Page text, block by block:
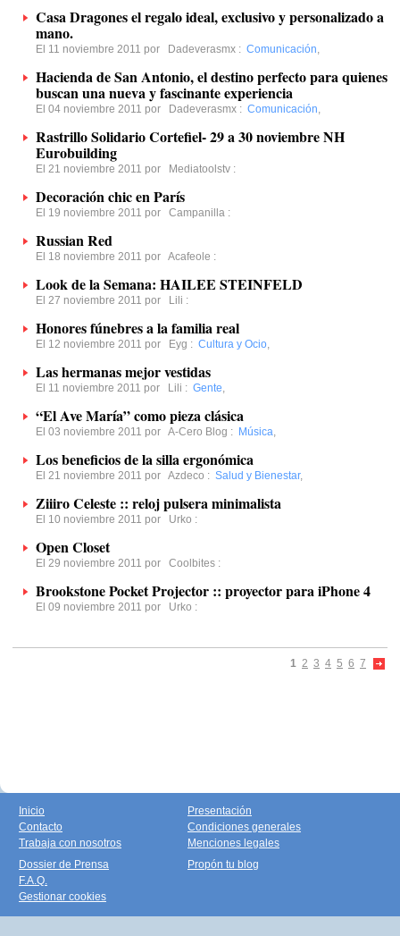
Casa Dragones el regalo ideal, exclusivo y personalizado a
mano.
El 11 noviembre 2011 por Dadeverasmx : Comunicación,
Hacienda de San Antonio, el destino perfecto para quienes
buscan una nueva y fascinante experiencia
El 04 noviembre 2011 por Dadeverasmx : Comunicación,
Rastrillo Solidario Cortefiel- 29 a 30 noviembre NH
Eurobuilding
El 21 noviembre 2011 por Mediatoolstv :
Decoración chic en París
El 19 noviembre 2011 por Campanilla :
Russian Red
El 18 noviembre 2011 por Acafeole :
Look de la Semana: HAILEE STEINFELD
El 27 noviembre 2011 por Lili :
Honores fúnebres a la familia real
El 12 noviembre 2011 por Eyg : Cultura y Ocio,
Las hermanas mejor vestidas
El 11 noviembre 2011 por Lili : Gente,
“El Ave María” como pieza clásica
El 03 noviembre 2011 por A-Cero Blog : Música,
Los beneficios de la silla ergonómica
El 21 noviembre 2011 por Azdeco : Salud y Bienestar,
Ziiiro Celeste :: reloj pulsera minimalista
El 10 noviembre 2011 por Urko :
Open Closet
El 29 noviembre 2011 por Coolbites :
Brookstone Pocket Projector :: proyector para iPhone 4
El 09 noviembre 2011 por Urko :
1 2 3 4 5 6 7
Inicio
Contacto
Trabaja con nosotros
Presentación
Condiciones generales
Menciones legales
Dossier de Prensa
F.A.Q.
Gestionar cookies
Propón tu blog